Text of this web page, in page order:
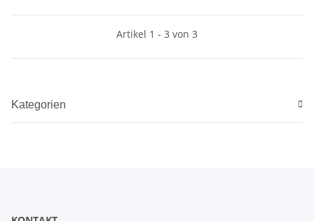
Artikel 1 - 3 von 3
Kategorien